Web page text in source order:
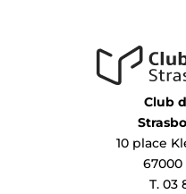
Club
10 place
T. 03